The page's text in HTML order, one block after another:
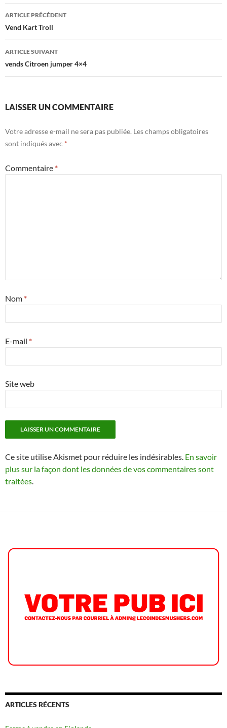
Navigation
des
articles
ARTICLE PRÉCÉDENT
Vend Kart Troll
ARTICLE SUIVANT
vends Citroen jumper 4×4
LAISSER UN COMMENTAIRE
Votre adresse e-mail ne sera pas publiée. Les champs obligatoires
sont indiqués avec *
Commentaire *
Nom *
E-mail *
Site web
Ce site utilise Akismet pour réduire les indésirables. En savoir
plus sur la façon dont les données de vos commentaires sont
traitées.
ARTICLES RÉCENTS